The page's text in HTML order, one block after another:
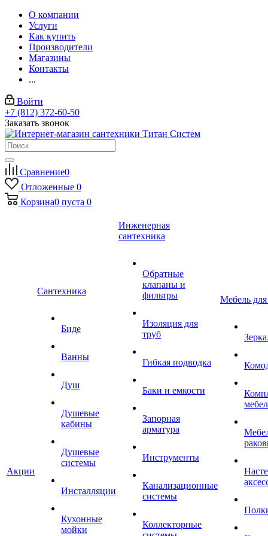
О компании
Услуги
Как купить
Производители
Магазины
Контакты
...
Войти
+7 (812) 372-60-50
Заказать звонок
Сравнение0
Отложенные 0
Корзина0 пуста 0
Акции
Сантехника
Биде
Ванны
Душ
Душевые
кабины
Душевые
системы
Инсталляции
Кухонные
мойки
Инженерная
сантехника
Обратные
клапаны и
фильтры
Изоляция для
труб
Гибкая подводка
Баки и емкости
Запорная
арматура
Инструменты
Канализационные
системы
Коллекторные
Мебель